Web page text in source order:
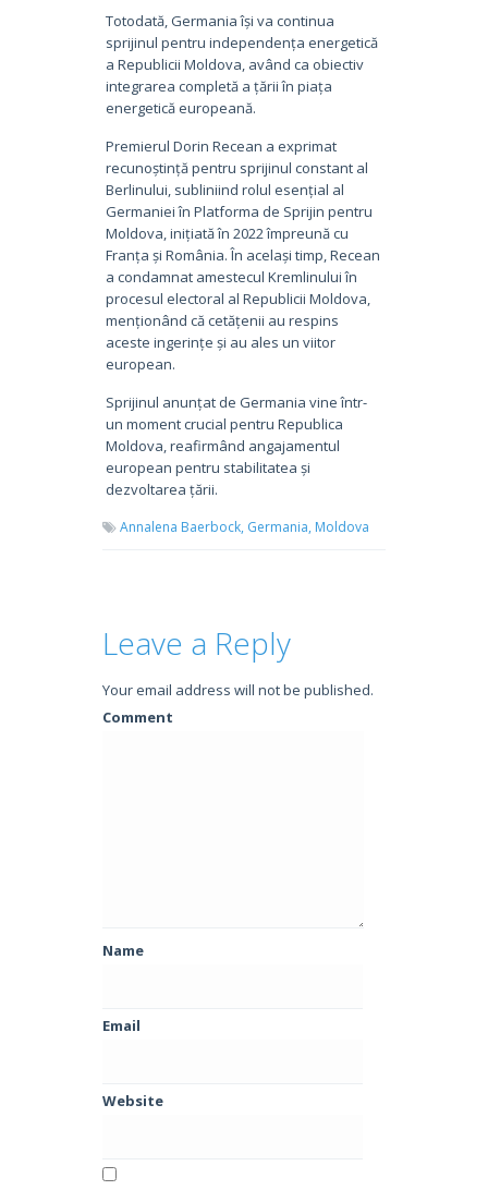
Totodată, Germania își va continua
sprijinul pentru independența energetică
a Republicii Moldova, având ca obiectiv
integrarea completă a țării în piața
energetică europeană.
Premierul Dorin Recean a exprimat
recunoștință pentru sprijinul constant al
Berlinului, subliniind rolul esențial al
Germaniei în Platforma de Sprijin pentru
Moldova, inițiată în 2022 împreună cu
Franța și România. În același timp, Recean
a condamnat amestecul Kremlinului în
procesul electoral al Republicii Moldova,
menționând că cetățenii au respins
aceste ingerințe și au ales un viitor
european.
Sprijinul anunțat de Germania vine într-
un moment crucial pentru Republica
Moldova, reafirmând angajamentul
european pentru stabilitatea și
dezvoltarea țării.
Annalena Baerbock, Germania, Moldova
Leave a Reply
Your email address will not be published.
Comment
Name
Email
Website